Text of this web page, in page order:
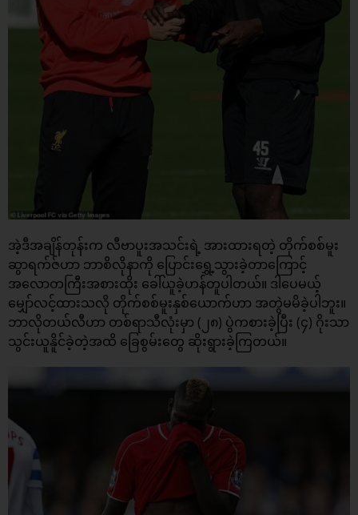
အဲ့ဒီအချိန်တုန်းက လီဗာပူးအသင်းရဲ့ အားထားရတဲ့ တိုက်စစ်မူး
ဆွာရက်ဇ်ဟာ ဘာစိလိုနာကို ပြောင်းရွှေ့သွားခဲ့တာကြောင့်
အလောတကြီးအစားထိုး ခေါ်ယူခဲ့ဟန်တူပါတယ်။ ဒါပေမယ့်
မျှော်လင့်ထားသလို တိုက်စစ်မူးနှစ်ယောက်ဟာ အတွဲမမိခဲ့ပါဘူး။
ဘာလိုတယ်လီဟာ တစ်ရာသီလုံးမှာ (၂၈) ပွဲကစားခဲ့ပြီး (၄) ဂိုးသာ
သွင်းယူနိူင်ခဲ့တဲ့အထိ ခြေစွမ်းတွေ ဆိုးရွားခဲ့ကြတယ်။